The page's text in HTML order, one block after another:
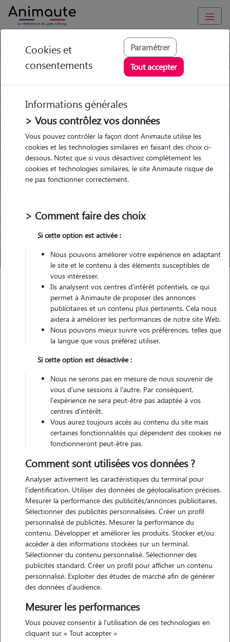
Trouvez votre gardien idéal !
Garde
chez le Pet Sitter
Garde
chez le Pet Sitter Visites
Visites
Pour quel animal ?
Trouver mon Pet Sitter
Garde animaux France Occitanie
Haute-Garonne
Léguevin
Nos cat sitters à Léguevin
Constance
Leguevin 31490
possède des animaux
Ethologie et comportementaliste
Cookies et
consentements
Paramétrer
Tout accepter
Informations générales
> Vous contrôlez vos données
Vous pouvez contrôler la façon dont Animaute utilise les
cookies et les technologies similaires en faisant des choix ci-
dessous. Notez que si vous désactivez complètement les
cookies et technologies similaires, le site Animaute risque de
ne pas fonctionner correctement.
> Comment faire des choix
Si cette option est activée :
Nous pouvons améliorer votre expérience en adaptant
le site et le contenu à des éléments susceptibles de
vous intéresser.
Ils analysent vos centres d'intérêt potentiels, ce qui
permet à Animaute de proposer des annonces
publicitaires et un contenu plus pertinents. Cela nous
aidera à améliorer les performances de notre site Web.
Nous pouvons mieux suivre vos préférences, telles que
la langue que vous préférez utiliser.
Si cette option est désactivée :
Nous ne serons pas en mesure de nous souvenir de
vous d'une sessions à l'autre. Par conséquent,
l'expérience ne sera peut-être pas adaptée à vos
centres d'intérêt.
Vous aurez toujours accès au contenu du site mais
certaines fonctionnalités qui dépendent des cookies ne
fonctionneront peut-être pas.
Comment sont utilisées vos données ?
Analyser activement les caractéristiques du terminal pour
l'identification. Utiliser des données de géolocalisation précises.
Mesurer la performance des publicités/annonces publicitaires.
Sélectionner des publicités personnalisées. Créer un profil
personnalisé de publicités. Mesurer la performance du
contenu. Développer et améliorer les produits. Stocker et/ou
accéder à des informations stockées sur un terminal.
Sélectionner du contenu personnalisé. Sélectionner des
publicités standard. Créer un profil pour afficher un contenu
personnalisé. Exploiter des études de marché afin de générer
des données d'audience.
Mesurer les performances
Vous pouvez consentir à l'utilisation de ces technologies en
cliquant sur « Tout accepter »